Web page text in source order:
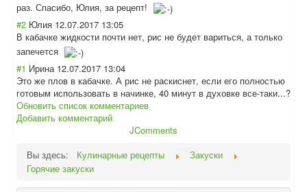
раз. Спасибо, Юлия, за рецепт!
#2 Юлия 12.07.2017 13:05
В кабачке жидкости почти нет, рис не будет вариться, а только
запечется
#1 Ирина 12.07.2017 13:04
Это же плов в кабачке. А рис не раскиснет, если его полностью
готовым использовать в начинке, 40 минут в духовке все-таки...?
Обновить список комментариев
Добавить комментарий
JComments
Вы здесь:
Кулинарные рецепты
Закуски
Горячие закуски